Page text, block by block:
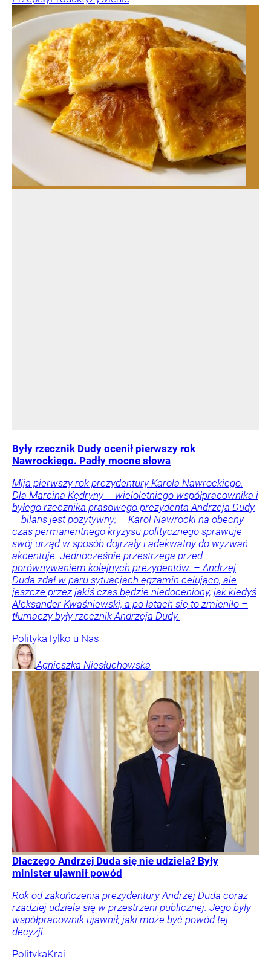
Były rzecznik Dudy ocenił pierwszy rok
Nawrockiego. Padły mocne słowa
Mija pierwszy rok prezydentury Karola Nawrockiego.
Dla Marcina Kędryny – wieloletniego współpracownika i
byłego rzecznika prasowego prezydenta Andrzeja Dudy
– bilans jest pozytywny: – Karol Nawrocki na obecny
czas permanentnego kryzysu politycznego sprawuje
swój urząd w sposób dojrzały i adekwatny do wyzwań –
akcentuje. Jednocześnie przestrzega przed
porównywaniem kolejnych prezydentów. – Andrzej
Duda zdał w paru sytuacjach egzamin celująco, ale
jeszcze przez jakiś czas będzie niedoceniony, jak kiedyś
Aleksander Kwaśniewski, a po latach się to zmieniło –
tłumaczy były rzecznik Andrzeja Dudy.
PolitykaTylko u Nas
Agnieszka Niesłuchowska
Dlaczego Andrzej Duda się nie udziela? Były
minister ujawnił powód
Rok od zakończenia prezydentury Andrzej Duda coraz
rzadziej udziela się w przestrzeni publicznej. Jego były
współpracownik ujawnił, jaki może być powód tej
decyzji.
PolitykaKraj